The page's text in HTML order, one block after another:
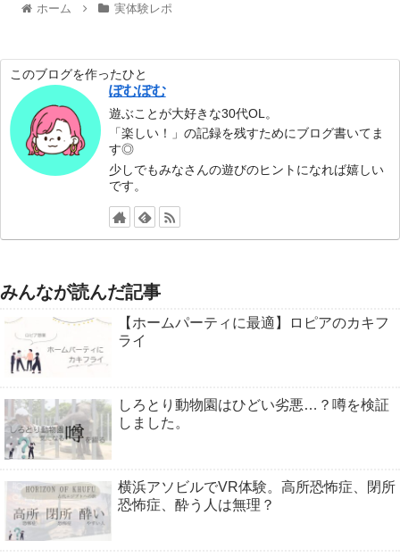
ホーム 実体験レポ
このブログを作ったひと
ぽむぽむ
遊ぶことが大好きな30代OL。
「楽しい！」の記録を残すためにブログ書いてま
す◎
少しでもみなさんの遊びのヒントになれば嬉しい
です。
みんなが読んだ記事
【ホームパーティに最適】ロピアのカキフ
ライ
しろとり動物園はひどい劣悪…？噂を検証
しました。
横浜アソビルでVR体験。高所恐怖症、閉所
恐怖症、酔う人は無理？